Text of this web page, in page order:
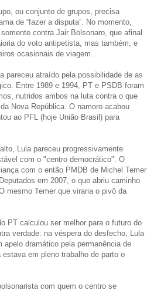
ou conjunto de grupos, precisa
de “fazer a disputa”. No momento,
contra Jair Bolsonaro, que afinal
do voto antipetista, mas também, e
ocasionais de viagem.
pareceu atraído pela possibilidade de as
Entre 1989 e 1994, PT e PSDB foram
nutridos ambos na luta contra o que
Nova República. O namoro acabou
ao PFL (hoje União Brasil) para
Lula pareceu progressivamente
com o "centro democrático". O
com o então PMDB de Michel Temer
em 2007, o que abriu caminho
mesmo Temer que viraria o pivô da
PT calculou ser melhor para o futuro do
verdade: na véspera do desfecho, Lula
dramático pela permanência de
em pleno trabalho de parto o
com quem o centro se